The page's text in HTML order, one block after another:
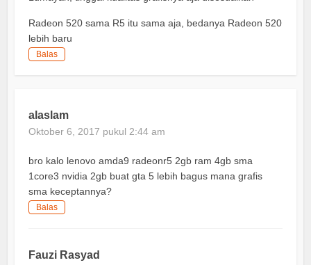
Radeon 520 sama R5 itu sama aja, bedanya Radeon 520
lebih baru
Balas
alaslam
Oktober 6, 2017 pukul 2:44 am
bro kalo lenovo amda9 radeonr5 2gb ram 4gb sma
1core3 nvidia 2gb buat gta 5 lebih bagus mana grafis
sma keceptannya?
Balas
Fauzi Rasyad